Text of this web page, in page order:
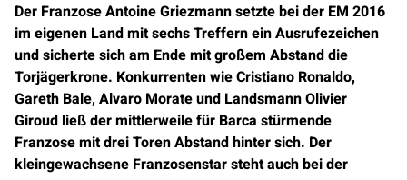
Der Franzose Antoine Griezmann setzte bei der EM 2016
im eigenen Land mit sechs Treffern ein Ausrufezeichen
und sicherte sich am Ende mit großem Abstand die
Torjägerkrone. Konkurrenten wie Cristiano Ronaldo,
Gareth Bale, Alvaro Morate und Landsmann Olivier
Giroud ließ der mittlerweile für Barca stürmende
Franzose mit drei Toren Abstand hinter sich. Der
kleingewachsene Franzosenstar steht auch bei der